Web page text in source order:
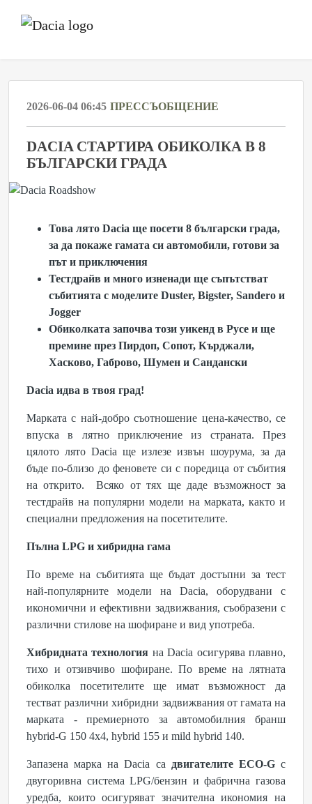
2026-06-04 06:45 ПРЕССЪОБЩЕНИЕ
DACIA СТАРТИРА ОБИКОЛКА В 8
БЪЛГАРСКИ ГРАДА
Това лято Dacia ще посети 8 български града,
за да покаже гамата си автомобили, готови за
път и приключения
Тестдрайв и много изненади ще съпътстват
събитията с моделите Duster, Bigster, Sаndero и
Jogger
Обиколката започва този уикенд в Русе и ще
премине през Пирдоп, Сопот, Кърджали,
Хасково, Габрово, Шумен и Сандански
Dacia идва в твоя град!
Марката с най-добро съотношение цена-качество, се
впуска в лятно приключение из страната. През
цялото лято Dacia ще излезе извън шоурума, за да
бъде по-близо до феновете си с поредица от събития
на открито. Всяко от тях ще даде възможност за
тестдрайв на популярни модели на марката, както и
специални предложения на посетителите.
Пълна LPG и хибридна гама
По време на събитията ще бъдат достъпни за тест
най-популярните модели на Dacia, оборудвани с
икономични и ефективни задвижвания, съобразени с
различни стилове на шофиране и вид употреба.
Хибридната технология на Dacia осигурява плавно,
тихо и отзивчиво шофиране. По време на лятната
обиколка посетителите ще имат възможност да
тестват различни хибридни задвижвания от гамата на
марката - премиерното за автомобилния бранш
hybrid-G 150 4x4, hybrid 155 и mild hybrid 140.
Запазена марка на Dacia са двигателите ECO-Gс
двугоривна система LPG/бензин и фабрична газова
уредба, които осигуряват значителна икономия на